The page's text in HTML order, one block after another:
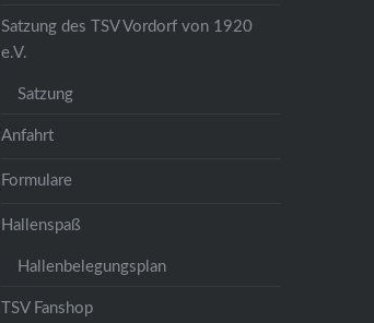
Satzung des TSV Vordorf von 1920
e.V.
Satzung
Anfahrt
Formulare
Hallenspaß
Hallenbelegungsplan
TSV Fanshop